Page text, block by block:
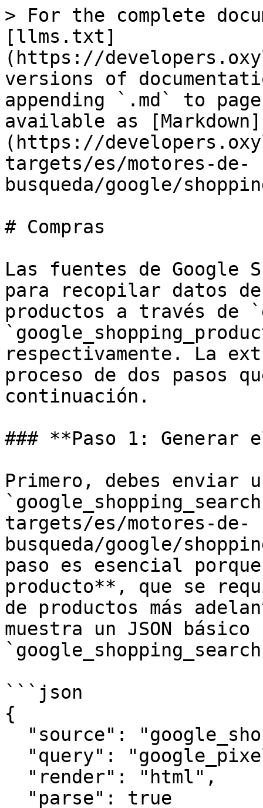
> For the complete
[llms.txt]
(https://
versions of
appending `.md` to
available as [Markdown]
(https://
targets/es/motores-de-
busqueda/google/
# Compras
Las fuentes de Google
para recopilar datos
productos a través de
respectivamente. La
proceso de dos pasos
continuación.
### **Paso 1: Generar
Primero, debes
targets/es/motores-de-
busqueda/google/
paso es esencial
producto**, que se
de productos más
muestra un JSON básico
```json
{